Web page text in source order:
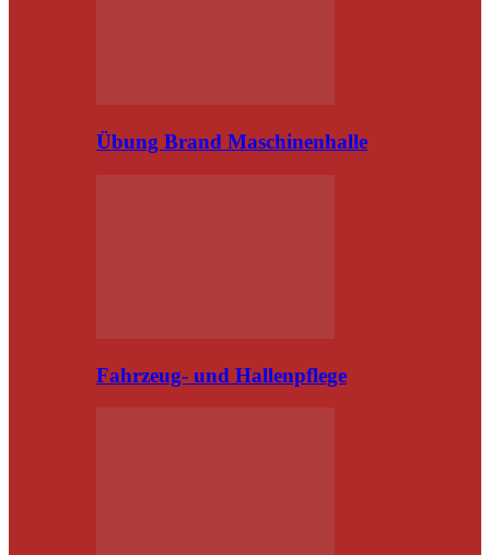
Übung Brand Maschinenhalle
Fahrzeug- und Hallenpflege